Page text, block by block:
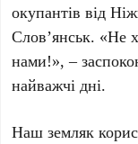
окупантів від
Слов’янськ. «Не
нами!», –
найважчі дні.
Наш земляк